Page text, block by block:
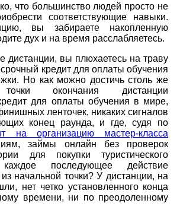
что большинство людей просто не
соответствующие навыки.
вы забираете накопленную
дух и на время расслабляетесь.
дистанции, вы плюхаетесь на траву
кредит для оплаты обучения
Но как можно достичь столь же
точки окончания дистанции
для оплаты обучения в мире,
ленточек, никаких сигналов
конец раунда, и где, судя по
на организацию мастер-класса
займы онлайн без проверок
для покупки туристического
каждое последующее действие
начальной точки? У дистанции, на
нет четко установленного конца
времени, ни по преодоленному